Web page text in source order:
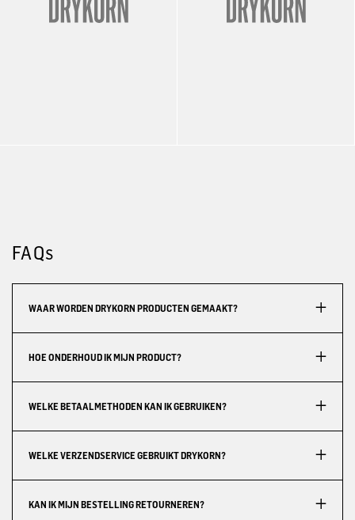
FAQs
WAAR WORDEN DRYKORN PRODUCTEN GEMAAKT?
HOE ONDERHOUD IK MIJN PRODUCT?
WELKE BETAALMETHODEN KAN IK GEBRUIKEN?
WELKE VERZENDSERVICE GEBRUIKT DRYKORN?
KAN IK MIJN BESTELLING RETOURNEREN?